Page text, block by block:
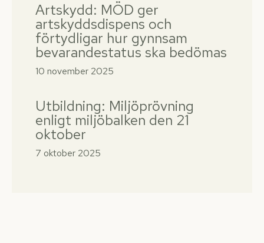
Artskydd: MÖD ger
artskyddsdispens och
förtydligar hur gynnsam
bevarandestatus ska bedömas
10 november 2025
Utbildning: Miljöprövning
enligt miljöbalken den 21
oktober
7 oktober 2025